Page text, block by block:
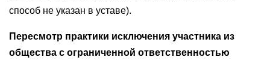
способ не указан в уставе).
Пересмотр практики исключения участника из
общества c ограниченной ответственностью